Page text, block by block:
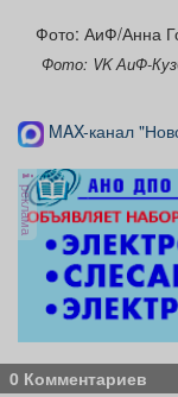
Фото: АиФ/Анна
Фото: VK АиФ-
MAX-канал
реклама
0 Комментариев